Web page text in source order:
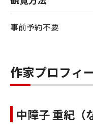
事前予約不要
作家プロフィ
中障子 重紀（